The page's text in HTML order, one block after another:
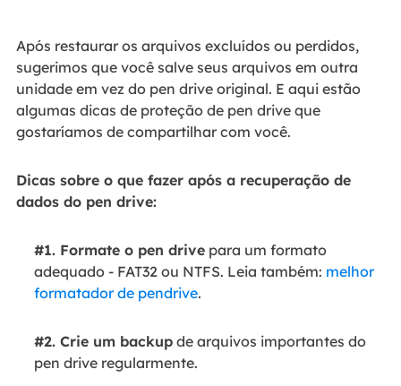
Após restaurar os arquivos excluídos ou perdidos,
sugerimos que você salve seus arquivos em outra
unidade em vez do pen drive original. E aqui estão
algumas dicas de proteção de pen drive que
gostaríamos de compartilhar com você.
Dicas sobre o que fazer após a recuperação de
dados do pen drive:
#1. Formate o pen drivepara um formato
adequado - FAT32 ou NTFS. Leia também: melhor
formatador de pendrive.
#2. Crie um backupde arquivos importantes do
pen drive regularmente.